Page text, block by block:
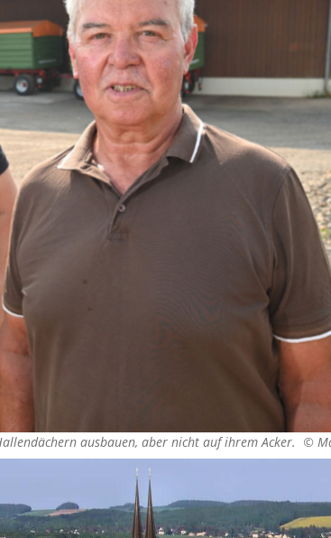
ausbauen, aber nicht auf ihrem Acker. ©